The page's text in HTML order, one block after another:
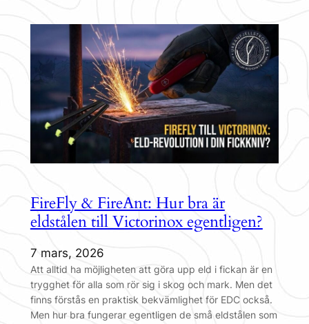
FireFly & FireAnt: Hur bra är
eldstålen till Victorinox egentligen?
7 mars, 2026
Att alltid ha möjligheten att göra upp eld i fickan är en
trygghet för alla som rör sig i skog och mark. Men det
finns förstås en praktisk bekvämlighet för EDC också.
Men hur bra fungerar egentligen de små eldstålen som